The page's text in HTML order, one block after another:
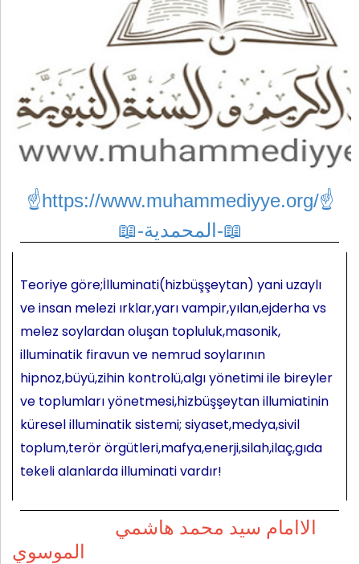
☝https://www.muhammediyye.org/☝
📖-المحمدية-📖
Teoriye göre;İlluminati(hizbüşşeytan) yani uzaylı
ve insan melezi ırklar,yarı vampir,yılan,ejderha vs
melez soylardan oluşan topluluk,masonik,
illuminatik firavun ve nemrud soylarının
hipnoz,büyü,zihin kontrolü,algı yönetimi ile bireyler
ve toplumları yönetmesi,hizbüşşeytan illumiatinin
küresel illuminatik sistemi; siyaset,medya,sivil
toplum,terör örgütleri,mafya,enerji,silah,ilaç,gıda
tekeli alanlarda illuminati vardır!
الاامام سيد محمد هاشمي
الموسوي